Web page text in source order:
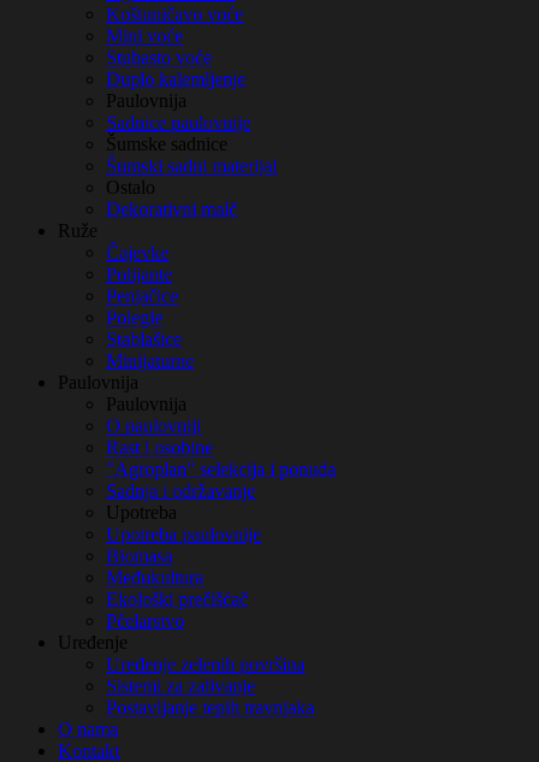
Koštuničavo voće
Mini voće
Stubasto voće
Duplo kalemljenje
Paulovnija
Sadnice paulovnije
Šumske sadnice
Šumski sadni materijal
Ostalo
Dekorativni malč
Ruže
Čajevke
Polijante
Penjačice
Polegle
Stablašice
Minijaturne
Paulovnija
Paulovnija
O paulovniji
Rast i osobine
"Agroplan" selekcija i ponuda
Sadnja i održavanje
Upotreba
Upotreba paulovnije
Biomasa
Međukultura
Ekološki prečišćač
Pčelarstvo
Uređenje
Uređenje zelenih površina
Sistemi za zalivanje
Postavljanje tepih travnjaka
O nama
Kontakt